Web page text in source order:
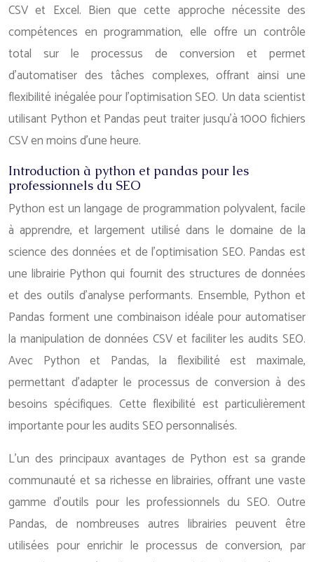
CSV et Excel. Bien que cette approche nécessite des
compétences en programmation, elle offre un contrôle
total sur le processus de conversion et permet
d’automatiser des tâches complexes, offrant ainsi une
flexibilité inégalée pour l’optimisation SEO. Un data scientist
utilisant Python et Pandas peut traiter jusqu’à 1000 fichiers
CSV en moins d’une heure.
Introduction à python et pandas pour les
professionnels du SEO
Python est un langage de programmation polyvalent, facile
à apprendre, et largement utilisé dans le domaine de la
science des données et de l’optimisation SEO. Pandas est
une librairie Python qui fournit des structures de données
et des outils d’analyse performants. Ensemble, Python et
Pandas forment une combinaison idéale pour automatiser
la manipulation de données CSV et faciliter les audits SEO.
Avec Python et Pandas, la flexibilité est maximale,
permettant d’adapter le processus de conversion à des
besoins spécifiques. Cette flexibilité est particulièrement
importante pour les audits SEO personnalisés.
L’un des principaux avantages de Python est sa grande
communauté et sa richesse en librairies, offrant une vaste
gamme d’outils pour les professionnels du SEO. Outre
Pandas, de nombreuses autres librairies peuvent être
utilisées pour enrichir le processus de conversion, par